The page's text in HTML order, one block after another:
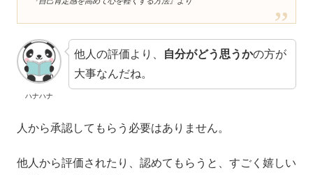
ハナハナ
他人の評価より、 自分がどう思うかの方が
大事なんだね。
人から承認してもらう必要はありません。
他人から評価されたり、認めてもらうと、すごく嬉しい